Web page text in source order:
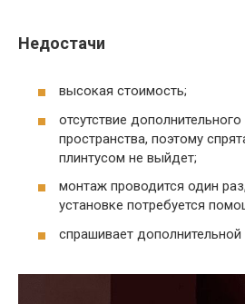
Недостачи
высокая стоимость;
отсутствие дополнительного
пространства, поэтому
плинтусом не выйдет;
монтаж проводится один
установке потребуется
спрашивает дополнительной